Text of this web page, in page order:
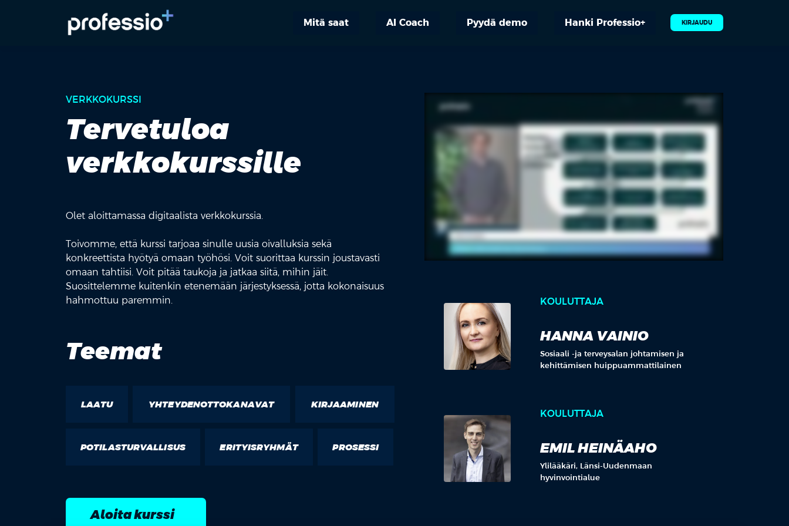
Mitä saat AI Coach Pyydä demo Hanki Professio+ KIRJAUDU
VERKKOKURSSI
Tervetuloa
verkkokurssille
Olet aloittamassa digitaalista verkkokurssia.
Toivomme, että kurssi tarjoaa sinulle uusia oivalluksia sekä
konkreettista hyötyä omaan työhösi. Voit suorittaa kurssin joustavasti
omaan tahtiisi. Voit pitää taukoja ja jatkaa siitä, mihin jäit.
Suosittelemme kuitenkin etenemään järjestyksessä, jotta kokonaisuus
hahmottuu paremmin.
Teemat
LAATU YHTEYDENOTTOKANAVAT KIRJAAMINEN
POTILASTURVALLISUS ERITYISRYHMÄT PROSESSI
Aloita kurssi
KOULUTTAJA
HANNA VAINIO
Sosiaali -ja terveysalan johtamisen ja
kehittämisen huippuammattilainen
KOULUTTAJA
EMIL HEINÄAHO
Ylilääkäri, Länsi-Uudenmaan
hyvinvointialue